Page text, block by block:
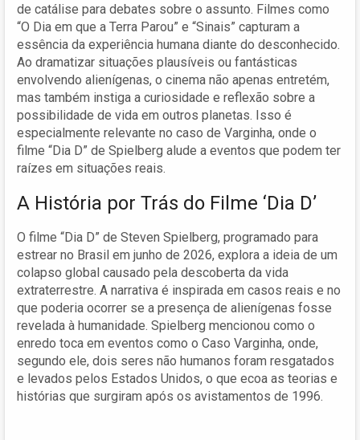
de catálise para debates sobre o assunto. Filmes como
“O Dia em que a Terra Parou” e “Sinais” capturam a
essência da experiência humana diante do desconhecido.
Ao dramatizar situações plausíveis ou fantásticas
envolvendo alienígenas, o cinema não apenas entretém,
mas também instiga a curiosidade e reflexão sobre a
possibilidade de vida em outros planetas. Isso é
especialmente relevante no caso de Varginha, onde o
filme “Dia D” de Spielberg alude a eventos que podem ter
raízes em situações reais.
A História por Trás do Filme ‘Dia D’
O filme “Dia D” de Steven Spielberg, programado para
estrear no Brasil em junho de 2026, explora a ideia de um
colapso global causado pela descoberta da vida
extraterrestre. A narrativa é inspirada em casos reais e no
que poderia ocorrer se a presença de alienígenas fosse
revelada à humanidade. Spielberg mencionou como o
enredo toca em eventos como o Caso Varginha, onde,
segundo ele, dois seres não humanos foram resgatados
e levados pelos Estados Unidos, o que ecoa as teorias e
histórias que surgiram após os avistamentos de 1996.